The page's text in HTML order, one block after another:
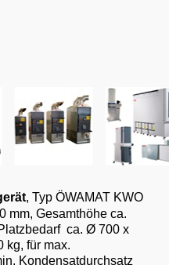
, Typ ÖWAMAT KWO
mm, Gesamthöhe ca.
ca. Ø 700 x
kg, für max.
Kondensatdurchsatz